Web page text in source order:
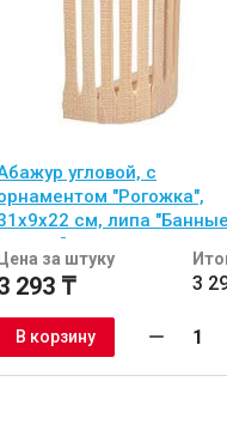
угловой, с
"Рогожка",
см, липа "Банные
штучки"
Цена за штуку
293 ₸ 3
В корзину